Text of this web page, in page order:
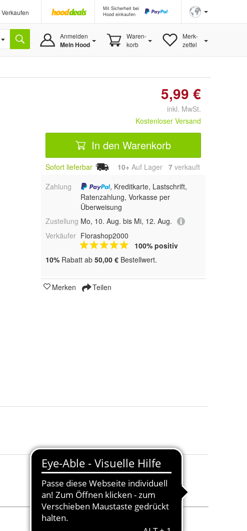
Verkaufen
Mit Sicherheit bei
Hood einkaufen
Anmelden
Mein Hood
Waren-
korb
Merk-
zettel
5,99 €
inkl. MwSt.
Kostenloser Versand
In den Warenkorb
Sofort lieferbar 10+ Auf Lager 7 verkauft
Zahlung
, Kreditkarte, Lastschrift,
Ratenzahlung, Vorkasse per
Überweisung
Zustellung Mo, 10. Aug. bis Mi, 12. Aug.
Verkäufer Florashop2000
100% positiv
10% Rabatt ab 50,00 € Bestellwert.
Merken Teilen